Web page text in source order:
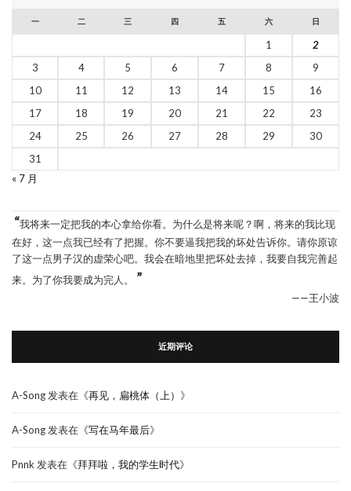
一 二 三 四 五 六 日
1
2
3
4 5 6 7 8
9
10
11 12 13 14 15
16
17
18 19 20 21 22
23
24
25 26 27 28 29
30
31
« 7 月
“我将来一定把我的本心拿给你看。为什么是将来呢？啊，将来的我比现
在好，这一点我已经有了把握。你不要逼我把我的坏处告诉你。请你原谅
了这一点男子汉的虚荣心吧。我会在暗地里把坏处去掉，我要自我完善起
来。为了你我要成为完人。
”
——王小波
近期评论
A-Song 发表在《再见，扁桃体（上） 》
A-Song 发表在《写在马年最后》
Pnnk 发表在《拜拜啦，我的学生时代》